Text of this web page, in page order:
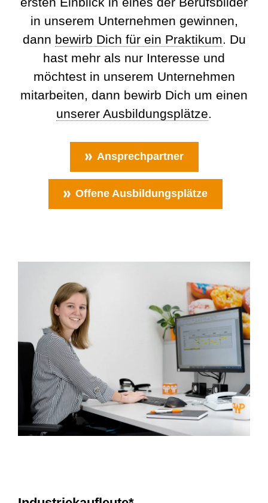
in unserem Unternehmen gewinnen,
dann bewirb Dich für ein Praktikum. Du
hast mehr als nur Interesse und
möchtest in unserem Unternehmen
mitarbeiten, dann bewirb Dich um einen
unserer Ausbildungsplätze.
Ansprechpartner
Offene Ausbildungsplätze